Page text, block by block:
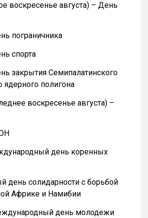
воскресенье августа) – День
пограничника
спорта
закрытия Семипалатинского
ядерного полигона
воскресенье августа) –
день коренных
день солидарности с борьбой
Африке и Намибии
день молодежи